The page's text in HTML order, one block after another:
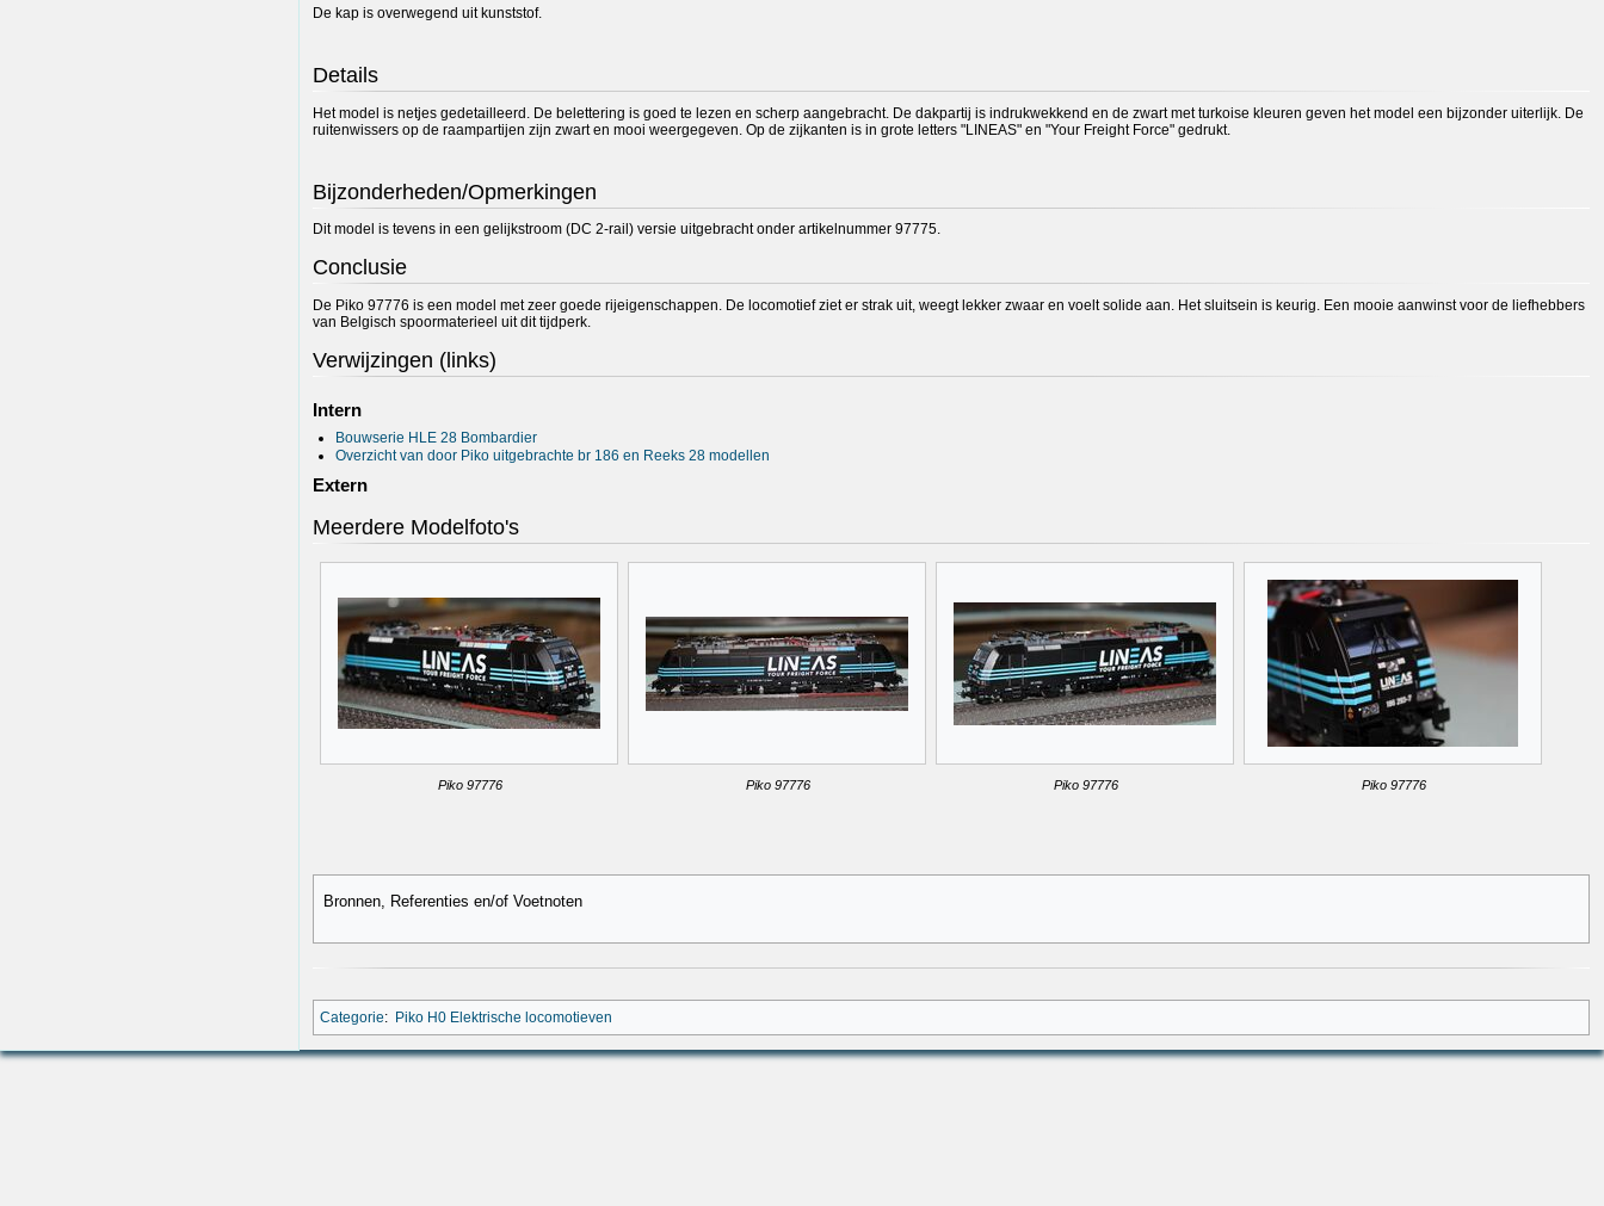
De kap is overwegend uit kunststof.
Details
Het model is netjes gedetailleerd. De belettering is goed te lezen en scherp aangebracht. De dakpartij is indrukwekkend en de zwart met turkoise kleuren geven het model een bijzonder uiterlijk. De
ruitenwissers op de raampartijen zijn zwart en mooi weergegeven. Op de zijkanten is in grote letters "LINEAS" en "Your Freight Force" gedrukt.
Bijzonderheden/Opmerkingen
Dit model is tevens in een gelijkstroom (DC 2-rail) versie uitgebracht onder artikelnummer 97775.
Conclusie
De Piko 97776 is een model met zeer goede rijeigenschappen. De locomotief ziet er strak uit, weegt lekker zwaar en voelt solide aan. Het sluitsein is keurig. Een mooie aanwinst voor de liefhebbers
van Belgisch spoormaterieel uit dit tijdperk.
Verwijzingen (links)
Intern
Bouwserie HLE 28 Bombardier
Overzicht van door Piko uitgebrachte br 186 en Reeks 28 modellen
Extern
Meerdere Modelfoto's
Piko 97776 Piko 97776 Piko 97776 Piko 97776
Bronnen, Referenties en/of Voetnoten
Categorie: Piko H0 Elektrische locomotieven